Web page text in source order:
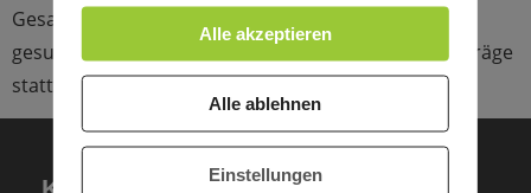
Gesamtschule Heidelberg wieder viele
gesundheitsförderliche Mitmachangebote und Vorträge
statt. Auch wir sind mit einem Infostand und […]
Alle akzeptieren
Alle ablehnen
Einstellungen